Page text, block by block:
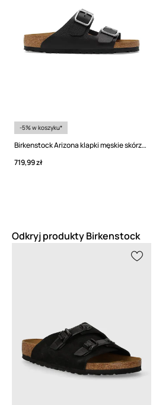
-5% w koszyku*
Birkenstock Arizona klapki męskie skórzane
719,99 zł
Odkryj produkty Birkenstock